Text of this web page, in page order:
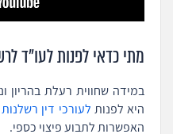
מתי כדאי לפנות לעו"ד
במידה שחווית רעלת בהריון
היא לפנות לעורכי דין
האפשרות לתבוע פיצוי כספי.